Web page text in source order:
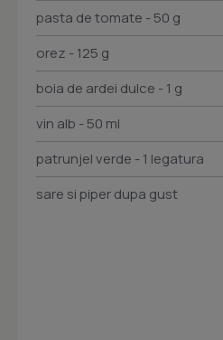
pasta de tomate - 50 g
orez - 125 g
boia de ardei dulce - 1 g
vin alb - 50 ml
patrunjel verde - 1 legatura
sare si piper dupa gust